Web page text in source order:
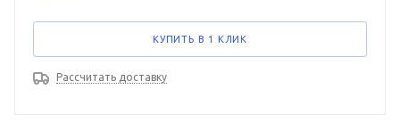
КУПИТЬ В 1 КЛИК
Рассчитать доставку